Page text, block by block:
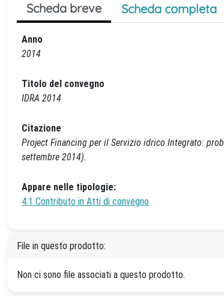
Scheda breve Scheda completa
Anno
2014
Titolo del convegno
IDRA 2014
Citazione
Project Financing per il Servizio idrico Integrato:
settembre 2014).
Appare nelle tipologie:
4.1 Contributo in Atti di convegno
File in questo prodotto:
Non ci sono file associati a questo prodotto.